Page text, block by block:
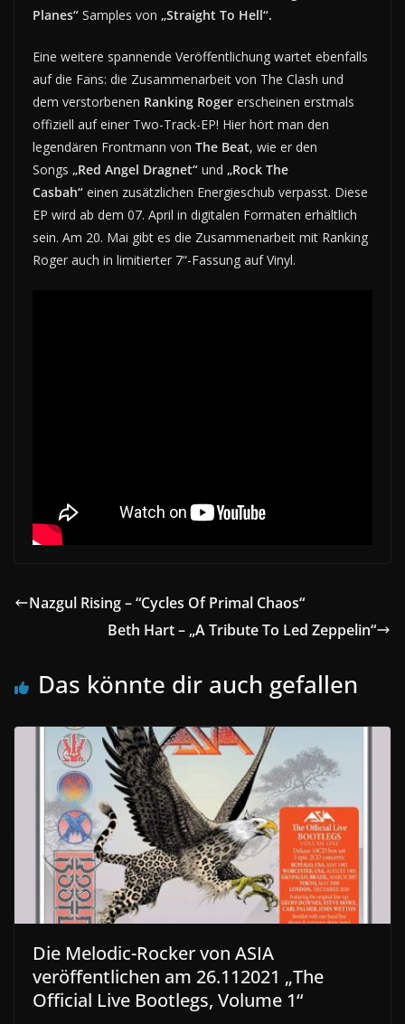
Planes“ Samples von „Straight To Hell“.
Eine weitere spannende Veröffentlichung wartet ebenfalls
auf die Fans: die Zusammenarbeit von The Clash und
dem verstorbenen Ranking Roger erscheinen erstmals
offiziell auf einer Two-Track-EP! Hier hört man den
legendären Frontmann von The Beat, wie er den
Songs „Red Angel Dragnet“ und „Rock The
Casbah“ einen zusätzlichen Energieschub verpasst. Diese
EP wird ab dem 07. April in digitalen Formaten erhältlich
sein. Am 20. Mai gibt es die Zusammenarbeit mit Ranking
Roger auch in limitierter 7“-Fassung auf Vinyl.
Nazgul Rising – “Cycles Of Primal Chaos“
Beth Hart – „A Tribute To Led Zeppelin“
Das könnte dir auch gefallen
Die Melodic-Rocker von ASIA
veröffentlichen am 26.112021 „The
Official Live Bootlegs, Volume 1“